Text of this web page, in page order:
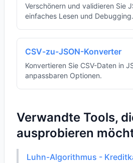
Verschönern und validieren Sie
einfaches Lesen und Debugging.
CSV-zu-JSON-Konverter
Konvertieren Sie CSV-Daten in
anpassbaren Optionen.
Verwandte Tools,
ausprobieren
Luhn-Algorithmus -